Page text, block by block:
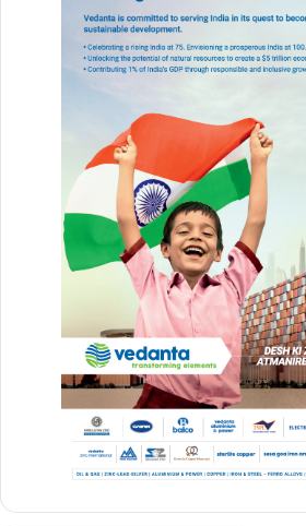
Vanshika Pandey